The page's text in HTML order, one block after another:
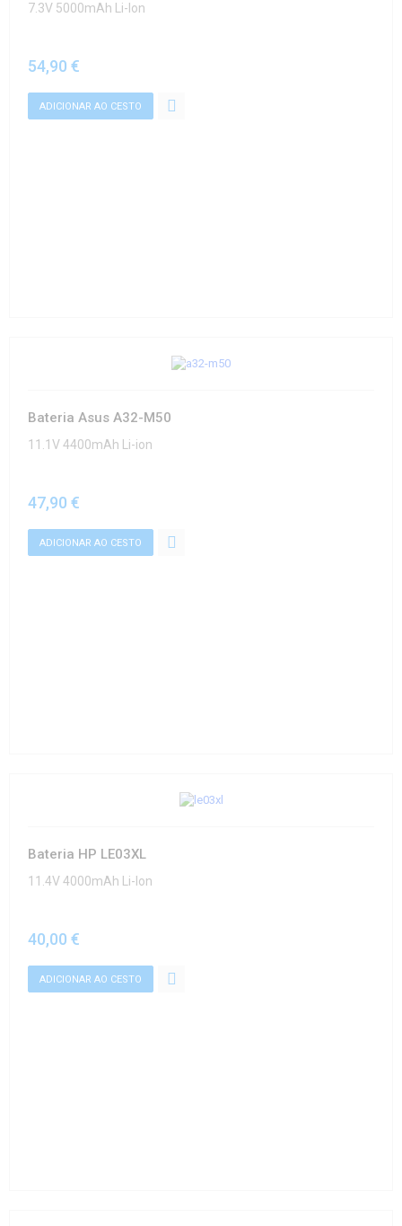
7.3V 5000mAh Li-Ion
54,90 €
Bateria Asus A32-M50
11.1V 4400mAh Li-ion
47,90 €
Bateria HP LE03XL
11.4V 4000mAh Li-Ion
40,00 €